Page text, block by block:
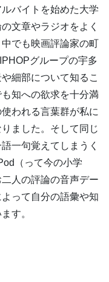
バイトを始めた大学
文章やラジオをよく
でも映画評論家の町
グループの宇多
細部について知るこ
知への欲求を十分満
われる言葉群が私に
ました。そして同じ
一句覚えてしまうく
（って今の小学
人の評論の音声デー
って自分の語彙や知
す。